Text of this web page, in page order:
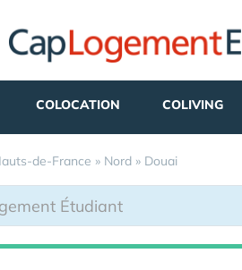
COLOCATION COLIVING
de-France » Nord » Douai